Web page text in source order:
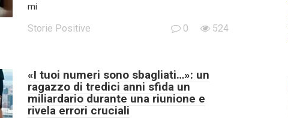
mi
Storie Positive 0 524
«I tuoi numeri sono sbagliati…»: un
ragazzo di tredici anni sfida un
miliardario durante una riunione e
rivela errori cruciali